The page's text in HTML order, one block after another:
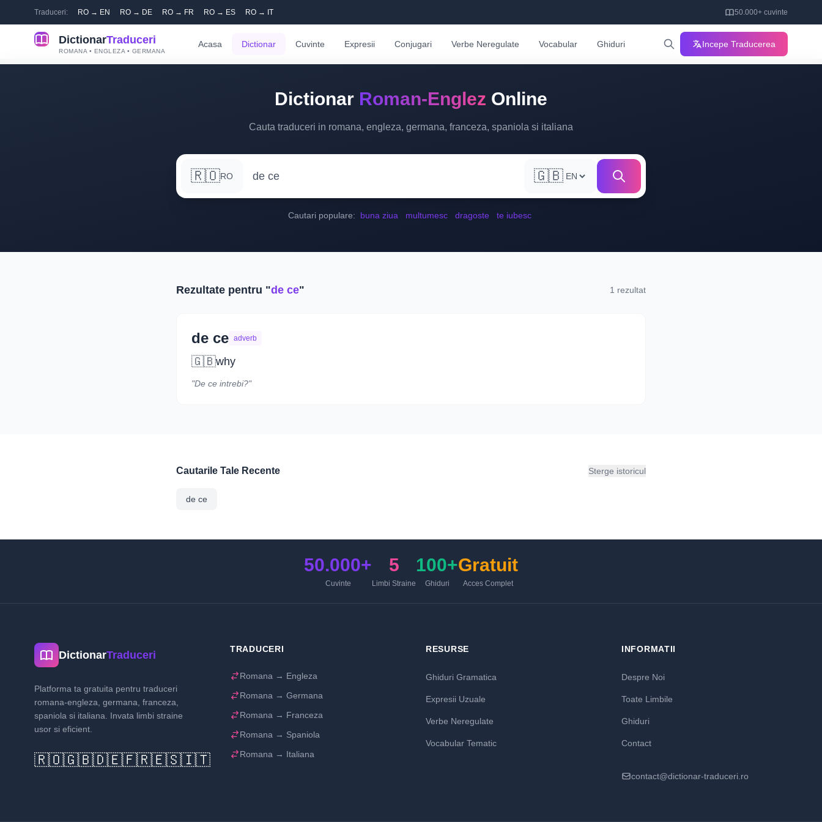
Traduceri: RO → EN RO → DE RO → FR RO → ES RO → IT 50.000+ cuvinte
DictionarTraduceri
ROMANA • ENGLEZA • GERMANA
Acasa Dictionar Cuvinte Expresii Conjugari Verbe Neregulate Vocabular Ghiduri Incepe Traducerea
Dictionar Roman-Englez Online
Cauta traduceri in romana, engleza, germana, franceza, spaniola si italiana
🇷🇴RO 🇬🇧
Cautari populare: buna ziua multumesc dragoste te iubesc
Rezultate pentru "de ce" 1 rezultat
de ce adverb
🇬🇧why
"De ce intrebi?"
Cautarile Tale Recente Sterge istoricul
de ce
50.000+
Cuvinte
5
Limbi Straine
100+
Ghiduri
Gratuit
Acces Complet
DictionarTraduceri
Platforma ta gratuita pentru traduceri
romana-engleza, germana, franceza,
spaniola si italiana. Invata limbi straine
usor si eficient.
🇷🇴🇬🇧🇩🇪🇫🇷🇪🇸🇮🇹
TRADUCERI
Romana → Engleza
Romana → Germana
Romana → Franceza
Romana → Spaniola
Romana → Italiana
RESURSE
Ghiduri Gramatica
Expresii Uzuale
Verbe Neregulate
Vocabular Tematic
INFORMATII
Despre Noi
Toate Limbile
Ghiduri
Contact
contact@dictionar-traduceri.ro